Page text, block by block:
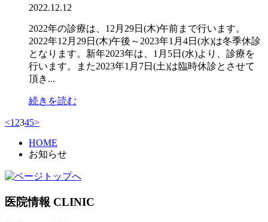
2022.12.12
2022年の診療は、12月29日(木)午前まで行います。
2022年12月29日(木)午後～2023年1月4日(水)は冬季休診
となります。新年2023年は、1月5日(水)より、診療を
行います。また2023年1月7日(土)は臨時休診とさせて
頂き...
続きを読む
<1 2345>
HOME
お知らせ
医院情報 CLINIC